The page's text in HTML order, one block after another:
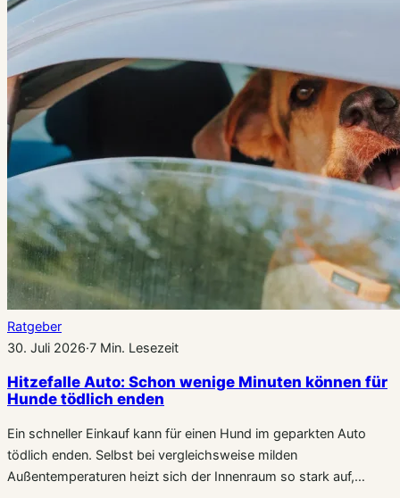
Ratgeber
30. Juli 2026·7 Min. Lesezeit
Hitzefalle Auto: Schon wenige Minuten können für
Hunde tödlich enden
Ein schneller Einkauf kann für einen Hund im geparkten Auto
tödlich enden. Selbst bei vergleichsweise milden
Außentemperaturen heizt sich der Innenraum so stark auf,…